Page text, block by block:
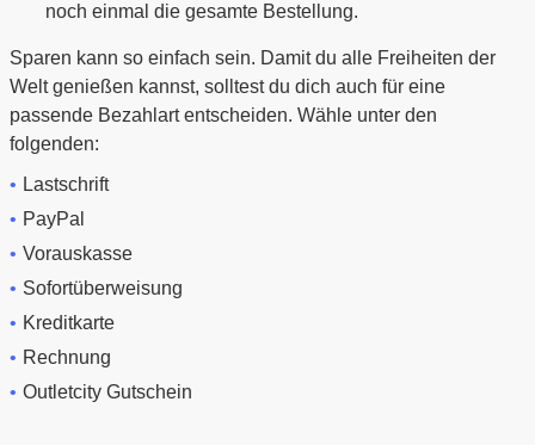
noch einmal die gesamte Bestellung.
Sparen kann so einfach sein. Damit du alle Freiheiten der
Welt genießen kannst, solltest du dich auch für eine
passende Bezahlart entscheiden. Wähle unter den
folgenden:
Lastschrift
PayPal
Vorauskasse
Sofortüberweisung
Kreditkarte
Rechnung
Outletcity Gutschein